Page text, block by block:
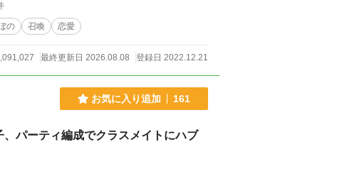
の 召喚 恋愛
最終更新日 2026.08.08 登録日 2022.12.21
お気に入り追加 161
パーティ編成でクラスメイトにハブ